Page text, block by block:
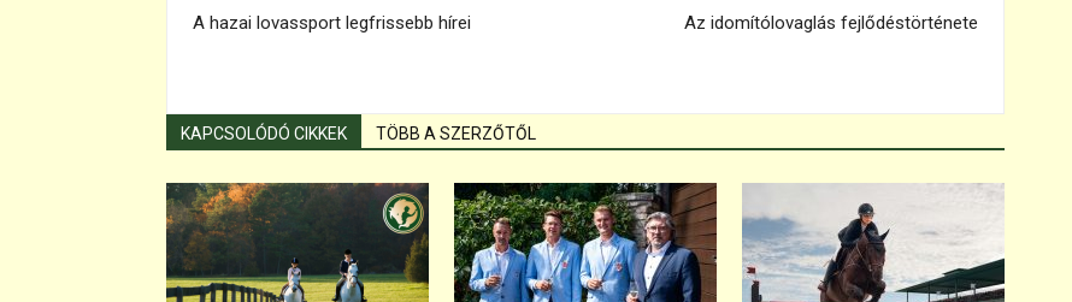
A hazai lovassport legfrissebb hírei Az idomítólovaglás fejlődéstörténete
KAPCSOLÓDÓ CIKKEK TÖBB A SZERZŐTŐL